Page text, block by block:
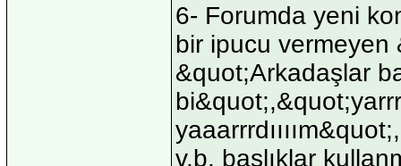
6- Forumda yeni
bir ipucu vermeyen
&quot;Arkadaşlar
v.b. başlıklar